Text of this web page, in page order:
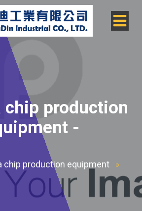
production
-
chip production equipment »